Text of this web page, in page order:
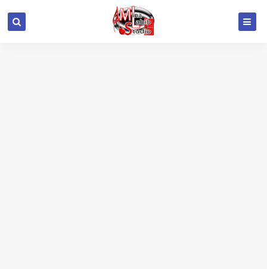
google.com, pub-6415693517272290, DIRECT,
f08c47fec0942fa0